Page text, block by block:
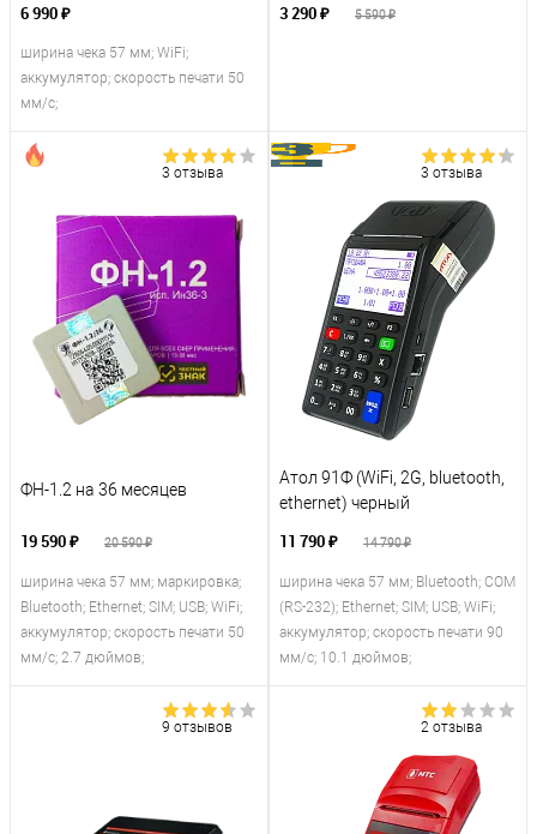
6 990 ₽
ширина чека 57 мм; WiFi;
аккумулятор; скорость печати 50
мм/с;
3 290 ₽ 5 590 ₽
3 отзыва
ФН-1.2 на 36 месяцев
19 590 ₽ 20 590 ₽
ширина чека 57 мм; маркировка;
Bluetooth; Ethernet; SIM; USB; WiFi;
аккумулятор; скорость печати 50
мм/с; 2.7 дюймов;
3 отзыва
Атол 91Ф (WiFi, 2G, bluetooth,
ethernet) черный
11 790 ₽ 14 790 ₽
ширина чека 57 мм; Bluetooth; COM
(RS-232); Ethernet; SIM; USB; WiFi;
аккумулятор; скорость печати 90
мм/с; 10.1 дюймов;
9 отзывов 2 отзыва